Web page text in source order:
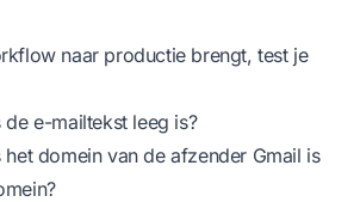
naar productie brengt, test je
e-mailtekst leeg is?
domein van de afzender Gmail is